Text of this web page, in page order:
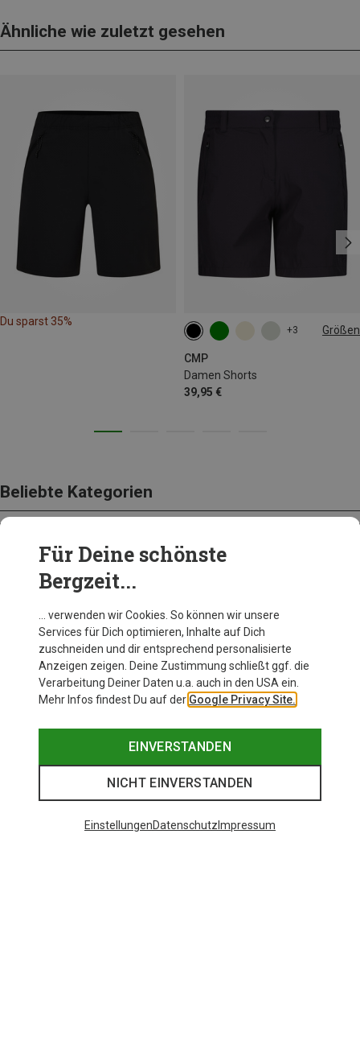
Ähnliche wie zuletzt gesehen
Du sparst 35%
+3 Größen
CMP
Damen Shorts
39,95 €
XXS M L
Beliebte Kategorien
BEKLEIDUNG
Für Deine schönste
Bergzeit...
… verwenden wir Cookies. So können wir unsere
Services für Dich optimieren, Inhalte auf Dich
zuschneiden und dir entsprechend personalisierte
Anzeigen zeigen. Deine Zustimmung schließt ggf. die
Verarbeitung Deiner Daten u.a. auch in den USA ein.
Mehr Infos findest Du auf der Google Privacy Site.
EINVERSTANDEN
NICHT EINVERSTANDEN
EinstellungenDatenschutz Impressum